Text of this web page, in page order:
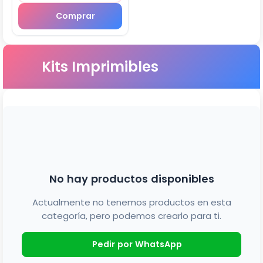
Comprar
Kits Imprimibles
No hay productos disponibles
Actualmente no tenemos productos en esta
categoría, pero podemos crearlo para ti.
Pedir por WhatsApp